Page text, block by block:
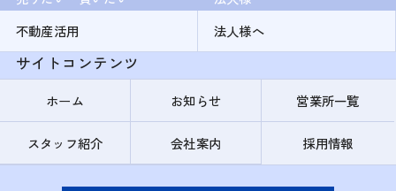
不動産活用
法人様へ
サイトコンテンツ
ホーム お知らせ 営業所一覧
スタッフ紹介 会社案内 採用情報